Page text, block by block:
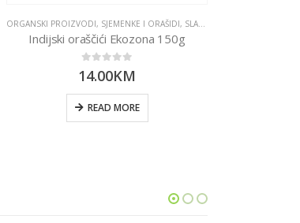
ORGANSKI PROIZVODI, SJEMENKE I ORAŠIDI, SLANE I SLATKE GRICKALICE
Indijski oraščići Ekozona 150g
0 out of 5
14.00KM
READ MORE